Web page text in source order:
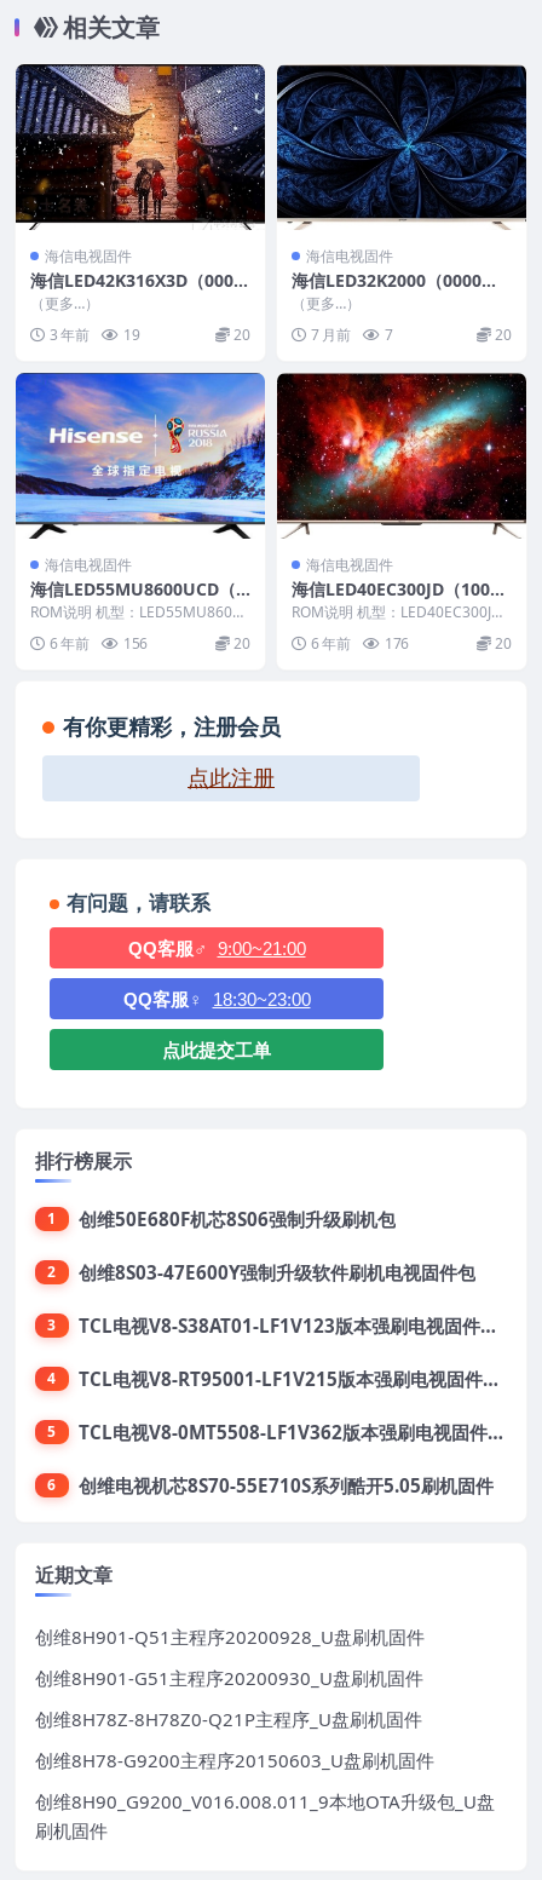
相关文章
海信电视固件
海信LED42K316X3D（000
0）BOM1_C006_20120416_
U盘刷机数据固件
（更多…）
3 年前
19 20
海信电视固件
海信LED32K2000（0000）B
OM1_G003_20150819_U盘
刷机固件
（更多…）
7 月前
7 20
海信电视固件
海信LED55MU8600UCD（0
000）BOM1_C005_2017022
3官方原厂USB刷机电视固件
包
ROM说明 机型：LED55MU8600
UCD 固件版本：（0000） BO
M：...6 年前 156 20
海信电视固件
海信LED40EC300JD（100
0）BOM21官方原厂USB刷
机电视固件包
ROM说明 机型：LED40EC300JD
固件版本：（1000） BOM：21...
6 年前 176 20
有你更精彩，注册会员
点此注册
有问题，请联系
QQ客服♂ 9:00~21:00
QQ客服♀ 18:30~23:00
点此提交工单
排行榜展示
1 创维50E680F机芯8S06强制升级刷机包
2 创维8S03-47E600Y强制升级软件刷机电视固件包
3 TCL电视V8-S38AT01-LF1V123版本强刷电视固件包下载
4 TCL电视V8-RT95001-LF1V215版本强刷电视固件包下载
5 TCL电视V8-0MT5508-LF1V362版本强刷电视固件包下载
6 创维电视机芯8S70-55E710S系列酷开5.05刷机固件
近期文章
创维8H901-Q51主程序20200928_U盘刷机固件
创维8H901-G51主程序20200930_U盘刷机固件
创维8H78Z-8H78Z0-Q21P主程序_U盘刷机固件
创维8H78-G9200主程序20150603_U盘刷机固件
创维8H90_G9200_V016.008.011_9本地OTA升级包_U盘
刷机固件